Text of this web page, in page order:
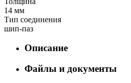
14 мм
Тип соединения
шип-паз
Описание
Файлы и документы